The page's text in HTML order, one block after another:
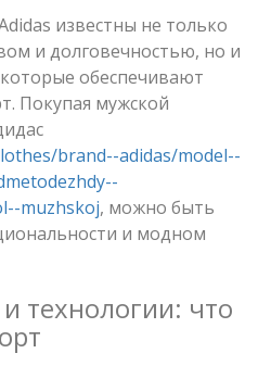
известны не только
и долговечностью, но и
обеспечивают
Покупая мужской
brand--adidas/model--
muzhskoj, можно быть
и модном
технологии: что